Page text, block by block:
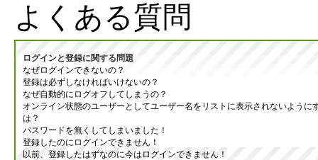
よくある質問
ログインと登録に関する問題
なぜログインできないの？
登録は必ずしなければいけないの？
なぜ自動的にログオフしてしまうの？
オンライン状態のユーザーとしてユーザー名をリストに表示されないように
は？
パスワードを無くしてしまいました！
登録したのにログインできません！
以前、登録したはずなのに今はログインできません！